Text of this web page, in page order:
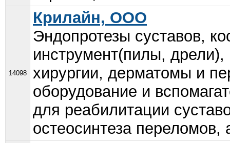
14098
Крилайн, ООО
Эндопротезы суставов,
инструмент(пилы,
хирургии, дерматомы и
оборудование и
для реабилитации
остеосинтеза